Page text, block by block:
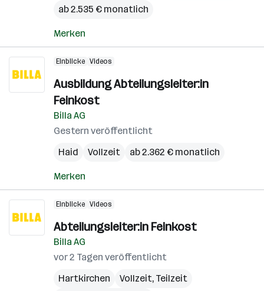
ab 2.535 € monatlich
Merken
Einblicke Videos
Ausbildung Abteilungsleiter:in
Feinkost
Billa AG
Gestern veröffentlicht
Haid
Vollzeit ab 2.362 € monatlich
Merken
Einblicke Videos
Abteilungsleiter:in Feinkost
Billa AG
vor 2 Tagen veröffentlicht
Hartkirchen
Vollzeit, Teilzeit